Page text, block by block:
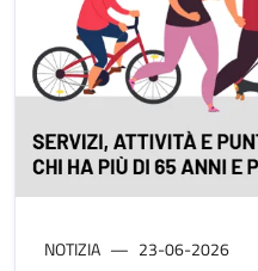
NOTIZIA 23-06-2026